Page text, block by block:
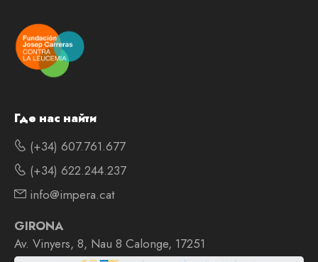
Где нас найти
(+34) 607.761.677
(+34) 622.244.237
info@impera.cat
GIRONA
Av. Vinyers, 8, Nau 8 Calonge, 17251